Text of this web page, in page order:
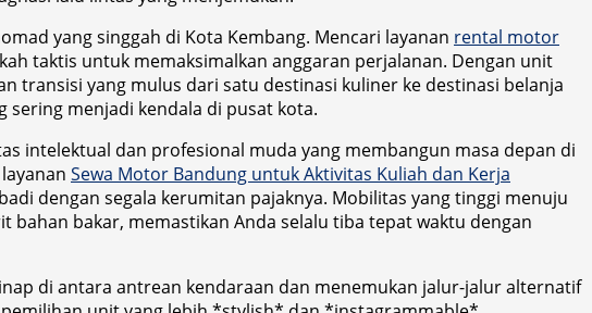
yang singgah di Kota Kembang. Mencari layanan rental motor
taktis untuk memaksimalkan anggaran perjalanan. Dengan unit
transisi yang mulus dari satu destinasi kuliner ke destinasi belanja
menjadi kendala di pusat kota.
intelektual dan profesional muda yang membangun masa depan di
Sewa Motor Bandung untuk Aktivitas Kuliah dan Kerja
dengan segala kerumitan pajaknya. Mobilitas yang tinggi menuju
bakar, memastikan Anda selalu tiba tepat waktu dengan
di antara antrean kendaraan dan menemukan jalur-jalur alternatif